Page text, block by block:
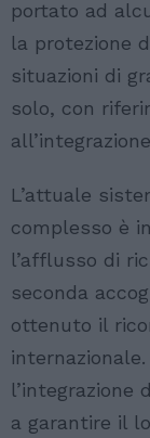
portato ad
la protezione
situazioni di
solo, con
L’attuale
complesso è
l’afflusso di
seconda
ottenuto il
l’integrazione
a garantire il